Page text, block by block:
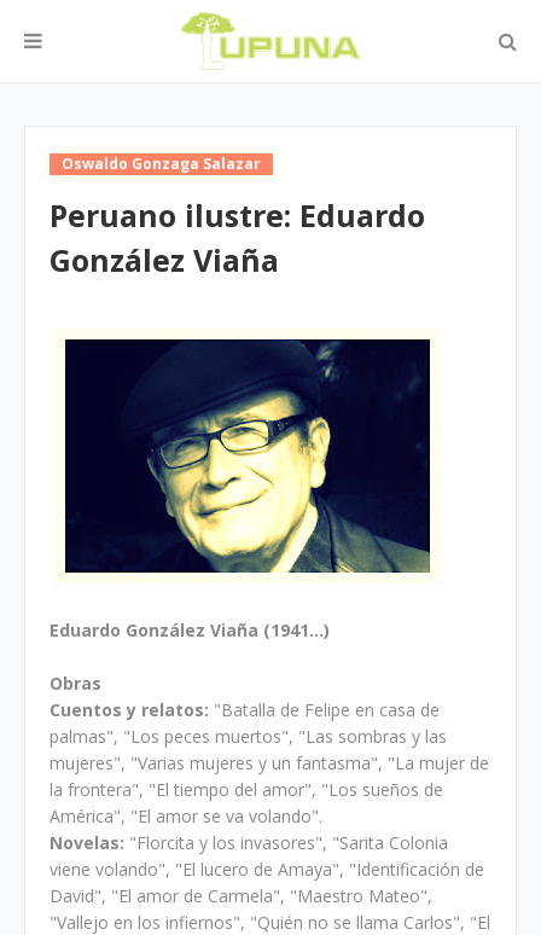
Oswaldo Gonzaga Salazar
Peruano ilustre: Eduardo
González Viaña
Eduardo González Viaña (1941...)
Obras
Cuentos y relatos: "Batalla de Felipe en casa de
palmas", "Los peces muertos", "Las sombras y las
mujeres", "Varias mujeres y un fantasma", "La mujer de
la frontera", "El tiempo del amor", "Los sueños de
América", "El amor se va volando".
Novelas: "Florcita y los invasores", "Sarita Colonia
viene volando", "El lucero de Amaya", "Identificación de
David", "El amor de Carmela", "Maestro Mateo",
"Vallejo en los infiernos", "Quién no se llama Carlos", "El